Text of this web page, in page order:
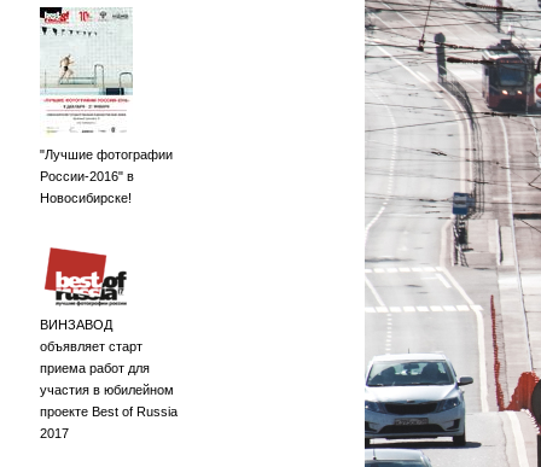
"Лучшие фотографии
России-2016" в
Новосибирске!
ВИНЗАВОД
объявляет старт
приема работ для
участия в юбилейном
проекте Best of Russia
2017